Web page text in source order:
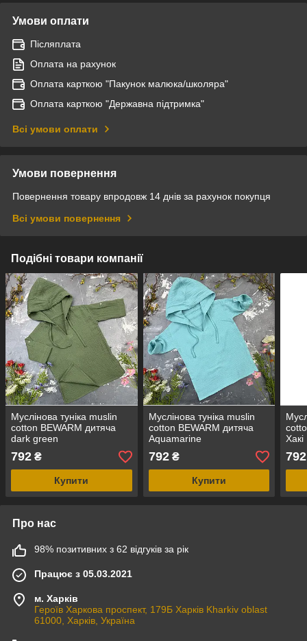
Умови оплати
Післяплата
Оплата на рахунок
Оплата карткою "Пакунок малюка/школяра"
Оплата карткою "Державна підтримка"
Всі умови оплати
Умови повернення
Повернення товару впродовж 14 днів за рахунок покупця
Всі умови повернення
Подібні товари компанії
Муслінова туніка muslin
cotton BEWARM дитяча
dark green
792 ₴
Купити
Муслінова туніка muslin
cotton BEWARM дитяча
Aquamarine
792₴
Купити
Хакі
792
Про нас
98% позитивних з 62 відгуків за рік
Працює з 05.03.2021
м. Харків
Героїв Харкова проспект, 179Б Харків Kharkiv oblast
61000, Харків, Україна